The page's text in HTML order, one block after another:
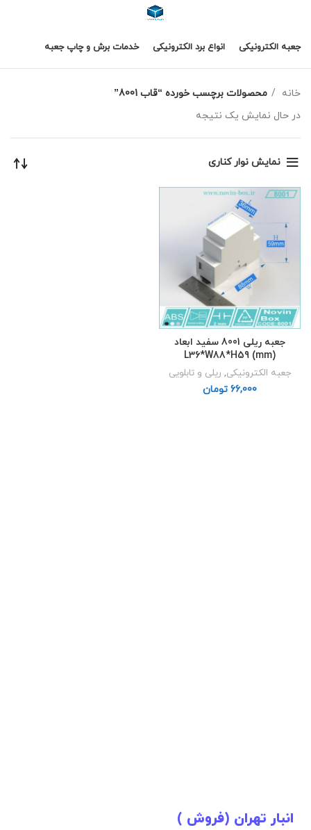
جعبه الکترونیکی انواع برد الکترونیکی خدمات برش و چاپ جعبه
خانه
محصولات برچسب خورده “قاب 8001”
در حال نمایش یک نتیجه
نمایش نوار کناری
جعبه ریلی 8001 سفید ابعاد
L36*W88*H59 (mm)
جعبه الکترونیکی, ریلی و تابلویی
تومان
انبار تهران (فروش )